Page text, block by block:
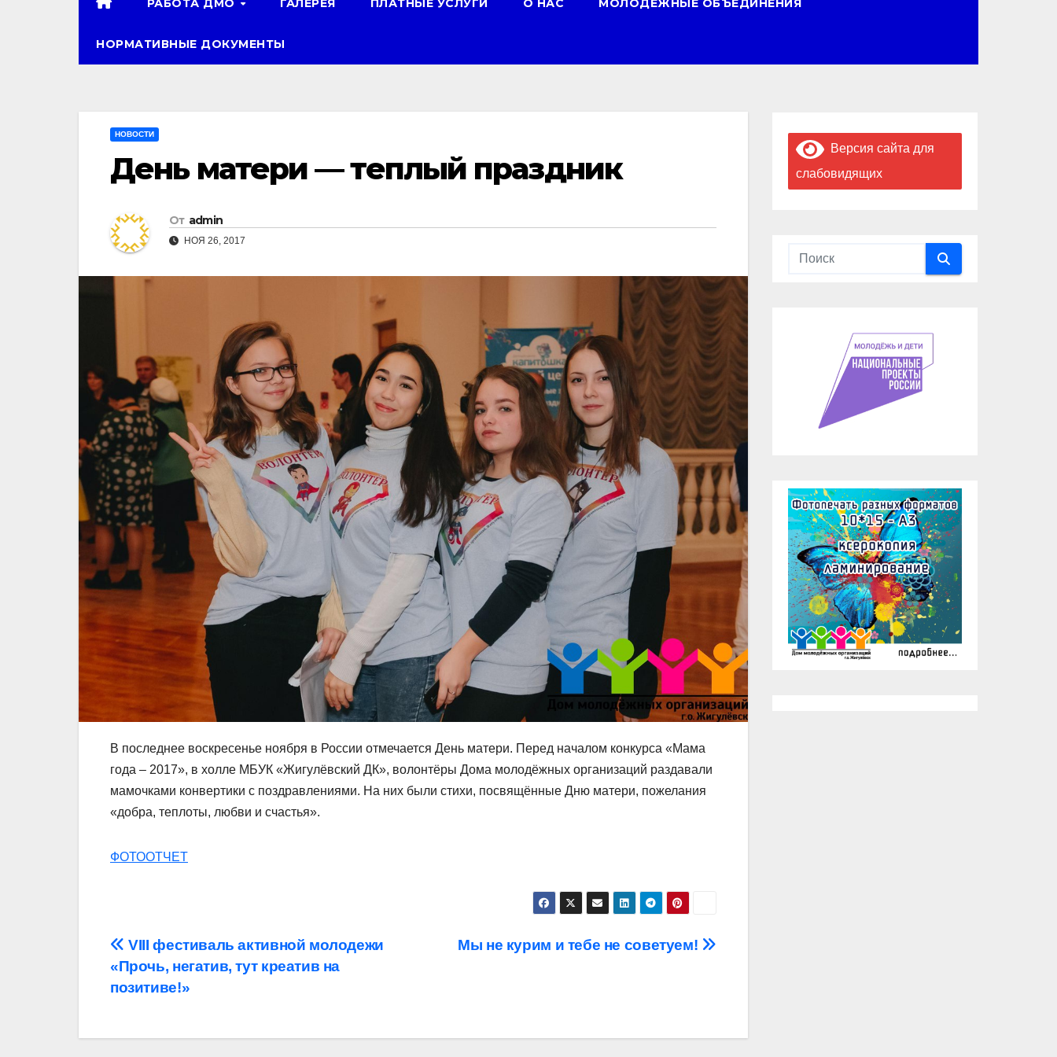
РАБОТА ДМО ГАЛЕРЕЯ ПЛАТНЫЕ УСЛУГИ О НАС МОЛОДЕЖНЫЕ ОБЪЕДИНЕНИЯ
НОРМАТИВНЫЕ ДОКУМЕНТЫ
НОВОСТИ
День матери — теплый праздник
От admin
НОЯ 26, 2017
В последнее воскресенье ноября в России отмечается День матери. Перед началом конкурса «Мама
года – 2017», в холле МБУК «Жигулёвский ДК», волонтёры Дома молодёжных организаций раздавали
мамочками конвертики с поздравлениями. На них были стихи, посвящённые Дню матери, пожелания
«добра, теплоты, любви и счастья».
ФОТООТЧЕТ
Навигация
по
Мы не курим и тебе не советуем!
VIII фестиваль активной молодежи
«Прочь, негатив, тут креатив на
позитиве!»
Версия сайта для
слабовидящих